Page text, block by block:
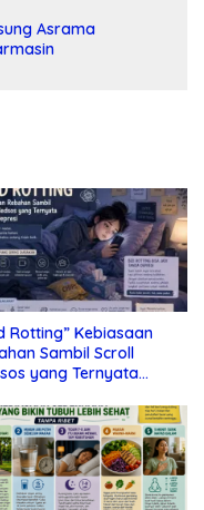
Asrama
Rotting” Kebiasaan
Sambil Scroll
yang Ternyata